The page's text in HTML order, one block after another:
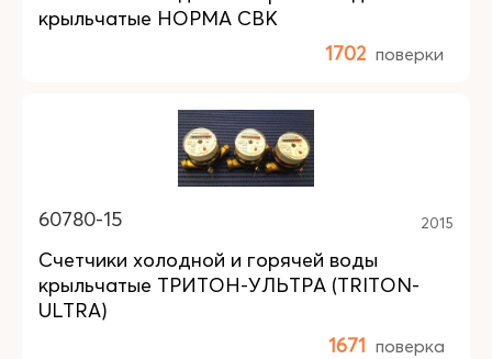
крыльчатые НОРМА СВК
1702 поверки
60780-15 2015
Счетчики холодной и горячей воды
крыльчатые ТРИТОН-УЛЬТРА (TRITON-
ULTRA)
1671 поверка